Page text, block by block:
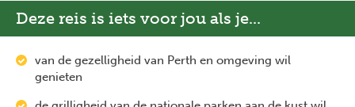
Deze reis is iets voor jou als je...
van de gezelligheid van Perth en omgeving wil
genieten